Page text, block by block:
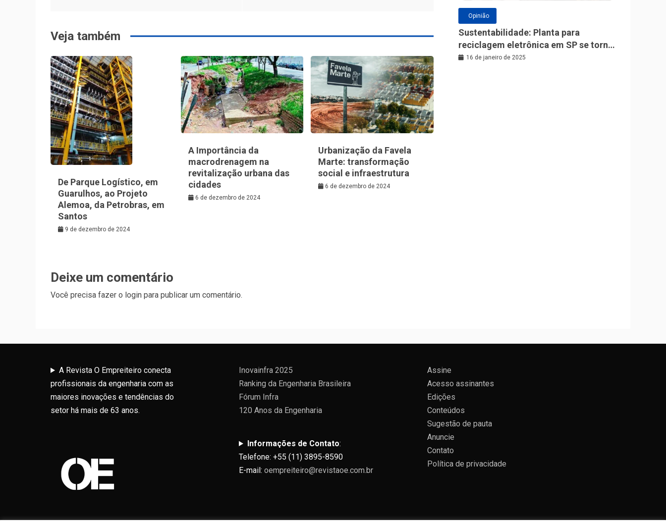
Post
Veja também
De Parque Logístico, em
Guarulhos, ao Projeto
Alemoa, da Petrobras, em
Santos
9 de dezembro de 2024
A Importância da
macrodrenagem na
revitalização urbana das
cidades
6 de dezembro de 2024
Urbanização da Favela
Marte: transformação
social e infraestrutura
6 de dezembro de 2024
Deixe um comentário
Você precisa fazer o login para publicar um comentário.
Opinião
Sustentabilidade: Planta para
reciclagem eletrônica em SP se torna
a maior da América Latina
16 de janeiro de 2025
A Revista O Empreiteiro conecta
profissionais da engenharia com as
maiores inovações e tendências do
setor há mais de 63 anos.
Inovainfra 2025
Ranking da Engenharia Brasileira
Fórum Infra
120 Anos da Engenharia
Informações de Contato:
Telefone: +55 (11) 3895-8590
E-mail: oempreiteiro@revistaoe.com.br
Assine
Acesso assinantes
Edições
Conteúdos
Sugestão de pauta
Anuncie
Contato
Política de privacidade